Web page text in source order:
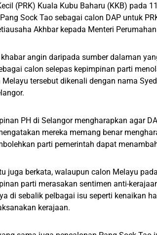
(PRK) Kuala Kubu Baharu (KKB) pada
Sock Tao sebagai calon DAP untuk
Akhbar kepada Menteri
angin daripada sumber dalaman
calon selepas kepimpinan parti
Melayu tersebut dikenali dengan nama
PH di Selangor mengharapkan agar
mereka memang benar
parti pemerintah dapat
juga berkata, walaupun calon Melayu
parti merasakan sentimen anti-
di sebalik pelbagai isu seperti kenaikan
kerajaan.